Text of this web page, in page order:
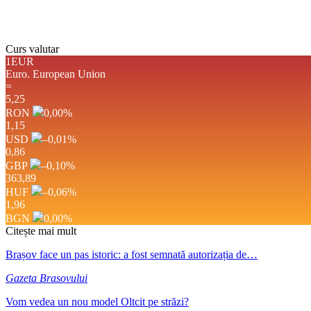
Curs valutar
1EUR
Euro. European Union
=
5,25
RON
0,00%
1,15
USD
–0,01%
0,86
GBP
–0,10%
363,89
HUF
–0,06%
1,96
BGN
0,00%
Citește mai mult
Brașov face un pas istoric: a fost semnată autorizația de…
Gazeta Brasovului
Vom vedea un nou model Oltcit pe străzi?